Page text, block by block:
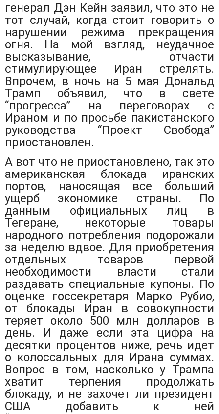
генерал Дэн Кейн заявил, что это не
тот случай, когда стоит говорить о
нарушении режима прекращения
огня. На мой взгляд, неудачное
высказывание, отчасти
стимулирующее Иран стрелять.
Впрочем, в ночь на 5 мая Дональд
Трамп объявил, что в свете
“прогресса” на переговорах с
Ираном и по просьбе пакистанского
руководства “Проект Свобода”
приостановлен.
А вот что не приостановлено, так это
американская блокада иранских
портов, наносящая все больший
ущерб экономике страны. По
данным официальных лиц в
Тегеране, некоторые товары
народного потребления подорожали
за неделю вдвое. Для приобретения
отдельных товаров первой
необходимости власти стали
раздавать специальные купоны. По
оценке госсекретаря Марко Рубио,
от блокады Иран в совокупности
теряет около 500 млн долларов в
день. И даже если эта цифра на
десятки процентов ниже, речь идет
о колоссальных для Ирана суммах.
Вопрос в том, насколько у Трампа
хватит терпения продолжать
блокаду, и не захочет ли президент
США добавить к ней